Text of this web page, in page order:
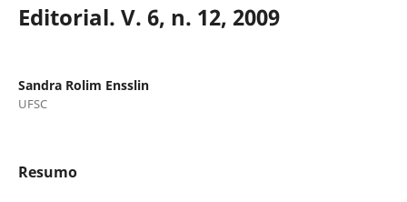
Editorial. V. 6, n. 12, 2009
Sandra Rolim Ensslin
UFSC
Resumo